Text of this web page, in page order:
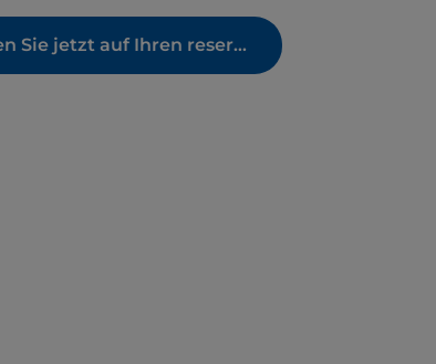
Greifen Sie jetzt auf Ihren reservierten Bereich zu